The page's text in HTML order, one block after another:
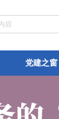
党建之窗